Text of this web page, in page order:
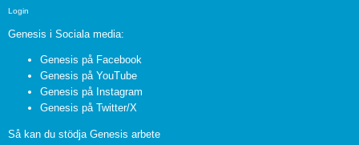
Login
Genesis i Sociala media:
Genesis på Facebook
Genesis på YouTube
Genesis på Instagram
Genesis på Twitter/X
Så kan du stödja Genesis arbete